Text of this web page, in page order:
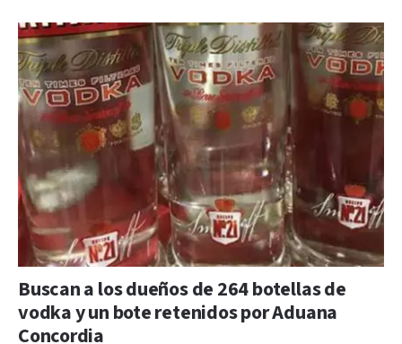
Buscan a los dueños de 264 botellas de
vodka y un bote retenidos por Aduana
Concordia